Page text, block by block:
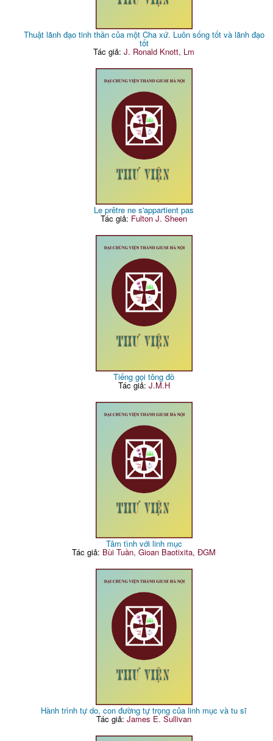
Thuật lãnh đạo tinh thần của một Cha xứ. Luôn sống tốt và lãnh đạo
tốt
Tác giả:J. Ronald Knott, Lm
Le prêtre ne s'appartient pas
Tác giả: Fulton J. Sheen
Tiếng gọi tông đồ
Tác giả: J.M.H
Tâm tình với linh mục
Tác giả: Bùi Tuần, Gioan Baotixita, ĐGM
Hành trình tự do, con đường tự trọng của linh mục và tu sĩ
Tác giả:James E. Sullivan